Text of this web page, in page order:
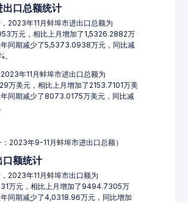
出口总额统计
2023年11月蚌埠市进出口总额为
万元，相比上月增加了1,5326.2882万
同期减少了5,5373.0938万元，同比减
年11月蚌埠市进出口总额为
万美元，相比上月增加了2153.7101万美
同期减少了8073.0175万美元，同比减
：2023年9-11月蚌埠市进出口总额）
口额统计
2023年11月蚌埠市出口额为
万元，相比上月增加了9494.7305万
同期减少了4,0318.96万元，同比增加